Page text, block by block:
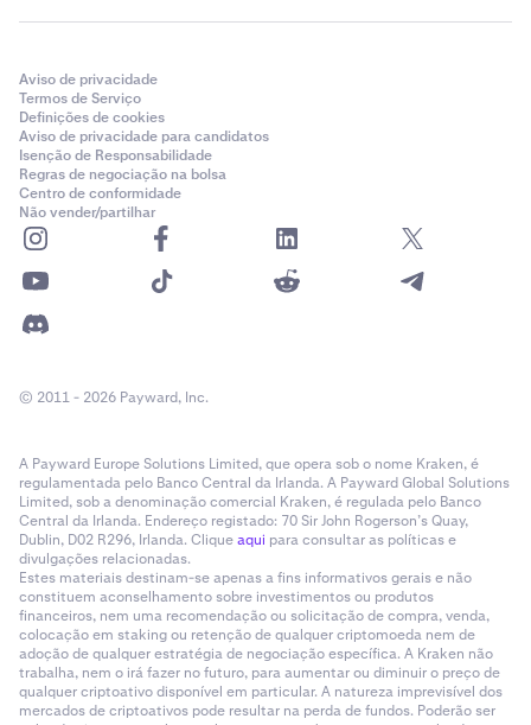
Aviso de privacidade
Termos de Serviço
Definições de cookies
Aviso de privacidade para candidatos
Isenção de Responsabilidade
Regras de negociação na bolsa
Centro de conformidade
Não vender/partilhar
© 2011 - 2026 Payward, Inc.
A Payward Europe Solutions Limited, que opera sob o nome Kraken, é
regulamentada pelo Banco Central da Irlanda. A Payward Global Solutions
Limited, sob a denominação comercial Kraken, é regulada pelo Banco
Central da Irlanda. Endereço registado: 70 Sir John Rogerson’s Quay,
Dublin, D02 R296, Irlanda. Cliqueaqui para consultar as políticas e
divulgações relacionadas.
Estes materiais destinam-se apenas a fins informativos gerais e não
constituem aconselhamento sobre investimentos ou produtos
financeiros, nem uma recomendação ou solicitação de compra, venda,
colocação em staking ou retenção de qualquer criptomoeda nem de
adoção de qualquer estratégia de negociação específica. A Kraken não
trabalha, nem o irá fazer no futuro, para aumentar ou diminuir o preço de
qualquer criptoativo disponível em particular. A natureza imprevisível dos
mercados de criptoativos pode resultar na perda de fundos. Poderão ser